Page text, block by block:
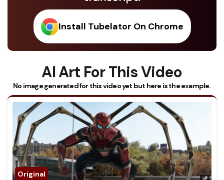
Install Tubelator On Chrome
AI Art For This Video
No image generated for this video yet but here is the example.